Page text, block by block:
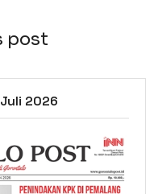
post
2026